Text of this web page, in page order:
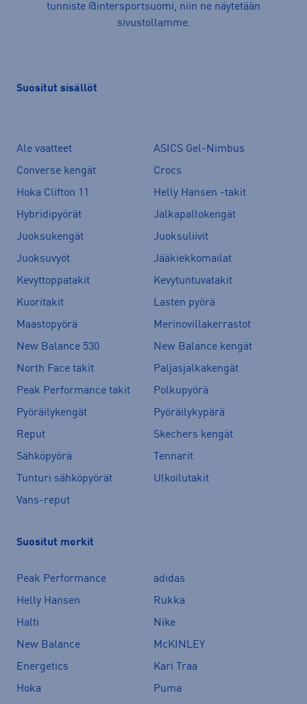
tunniste @intersportsuomi, niin ne näytetään
sivustollamme.
Suositut sisällöt
Ale vaatteet
ASICS Gel-Nimbus
Converse kengät
Crocs
Hoka Clifton 11
Helly Hansen -takit
Hybridipyörät
Jalkapallokengät
Juoksukengät
Juoksuliivit
Juoksuvyöt
Jääkiekkomailat
Kevyttoppatakit
Kevytuntuvatakit
Kuoritakit
Lasten pyörä
Maastopyörä
Merinovillakerrastot
New Balance 530
New Balance kengät
North Face takit
Paljasjalkakengät
Peak Performance takit
Polkupyörä
Pyöräilykengät
Pyöräilykypärä
Reput
Skechers kengät
Sähköpyörä
Tennarit
Tunturi sähköpyörät
Ulkoilutakit
Vans-reput
Suositut merkit
Peak Performance
adidas
Helly Hansen
Rukka
Halti
Nike
New Balance
McKINLEY
Energetics
Kari Traa
Hoka
Puma